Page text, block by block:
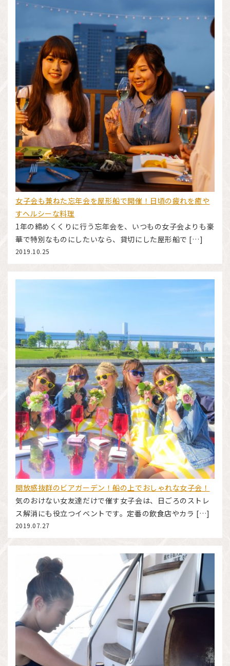
女子会も兼ねた忘年会を屋形船で開催！日頃の疲れを癒や
すヘルシーな料理
1年の締めくくりに行う忘年会を、いつもの女子会よりも豪
華で特別なものにしたいなら、貸切にした屋形船で […]
2019.10.25
開放感抜群のビアガーデン！船の上でおしゃれな女子会！
気のおけない女友達だけで催す女子会は、日ごろのストレ
ス解消にも役立つイベントです。定番の飲食店やカラ […]
2019.07.27